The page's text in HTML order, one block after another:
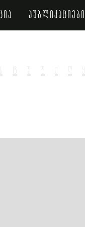
პუბლიკაციები
ტ ქ ყ